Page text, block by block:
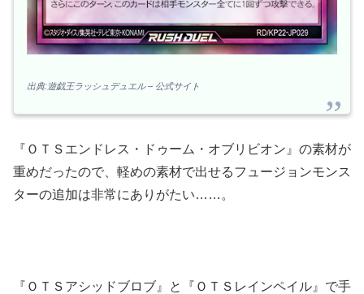
出典:遊戯王ラッシュデュエル – 公式サイト
『ＯＴＳエンドレス・ドゥーム・オブリビオン』の素材が
重めだったので、軽めの素材で出せるフュージョンモンス
ターの追加は非常にありがたい……。
『ＯＴＳアシッドブロブ』と『ＯＴＳレインペイル』で手